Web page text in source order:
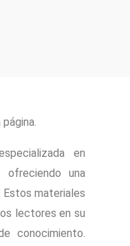
en
ofreciendo una
Estos materiales
lectores en su
conocimiento.